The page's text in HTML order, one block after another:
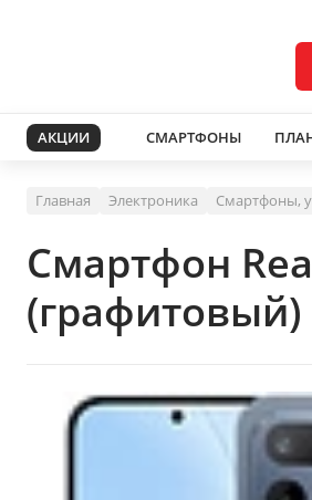
АКЦИИ СМАРТФОНЫ
Главная Электроника Смартфоны,
Смартфон
(графитовый)